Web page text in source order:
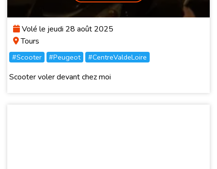
Volé le jeudi 28 août 2025
Tours
#Scooter #Peugeot #CentreValdeLoire
Scooter voler devant chez moi